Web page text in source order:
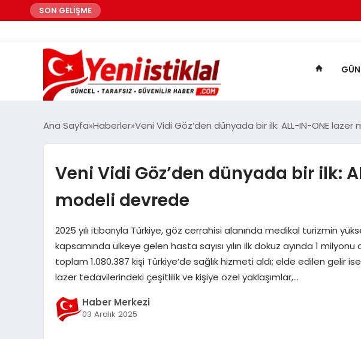
SON GELİŞME
Ana Sayfa Haberler Veni Vidi Göz’den dünyada bir ilk: ALL-IN-ONE
Veni Vidi Göz’den dünyada bir ilk:
modeli devrede
2025 yılı itibarıyla Türkiye, göz cerrahisi alanında medikal turizmin
kapsamında ülkeye gelen hasta sayısı yılın ilk dokuz ayında 1
toplam 1.080.387 kişi Türkiye’de sağlık hizmeti aldı; elde edilen gelir
lazer tedavilerindeki çeşitlilik ve kişiye özel yaklaşımlar,…
Haber Merkezi
03 Aralık 2025